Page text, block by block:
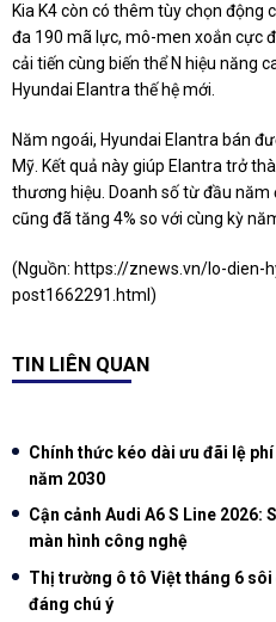
Kia K4 còn có thêm tùy chọn động
đa 190 mã lực, mô-men xoắn cực
cải tiến cùng biến thể N hiệu năng
Hyundai Elantra thế hệ mới.
Năm ngoái, Hyundai Elantra bán
Mỹ. Kết quả này giúp Elantra trở
thương hiệu. Doanh số từ đầu năm
cũng đã tăng 4% so với cùng kỳ
(Nguồn: https://znews.vn/lo-dien-
post1662291.html )
TIN LIÊN QUAN
Chính thức kéo dài ưu đãi lệ
năm 2030
Cận cảnh Audi A6 S Line 2026:
màn hình công nghệ
Thị trường ô tô Việt tháng 6
đáng chú ý